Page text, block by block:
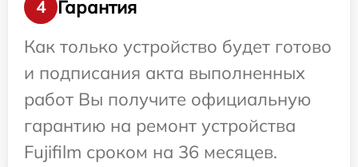
4
Гарантия
Как только устройство будет готово
и подписания акта выполненных
работ Вы получите официальную
гарантию на ремонт устройства
Fujifilm сроком на 36 месяцев.